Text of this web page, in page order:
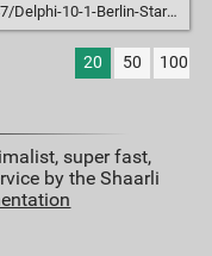
une-offre-valable-du-22-aout-au-9-septembre-2016/
20 50 100
super fast,
by the Shaarli